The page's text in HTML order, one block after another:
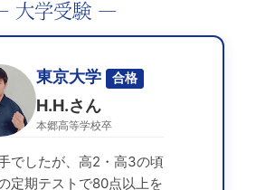
大学受験 ―
東京大学 合格
H.H.さん
本郷高等学校卒
でしたが、高2・高3の頃
定期テストで80点以上を